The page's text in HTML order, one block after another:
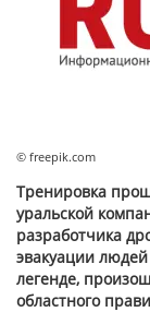
© freepik.com
Тренировка
уральской
разработчика
эвакуации
легенде,
областного